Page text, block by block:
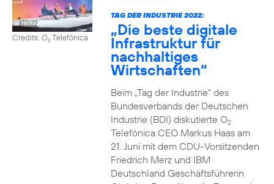
Credits: O2Telefónica
TAG DER INDUSTRIE 2022:
„Die beste digitale
Infrastruktur für
nachhaltiges
Wirtschaften“
Beim „Tag der Industrie“ des
Bundesverbands der Deutschen
Industrie (BDI) diskutierte O2
Telefónica CEO Markus Haas am
21. Juni mit dem CDU-Vorsitzenden
Friedrich Merz und IBM
Deutschland Geschäftsführerin